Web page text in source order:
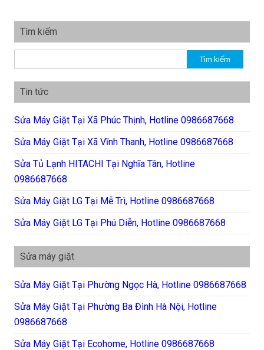
Tìm kiếm
Tin tức
Sửa Máy Giặt Tại Xã Phúc Thịnh, Hotline 0986687668
Sửa Máy Giặt Tại Xã Vĩnh Thanh, Hotline 0986687668
Sửa Tủ Lạnh HITACHI Tại Nghĩa Tân, Hotline
0986687668
Sửa Máy Giặt LG Tại Mễ Trì, Hotline 0986687668
Sửa Máy Giặt LG Tại Phú Diễn, Hotline 0986687668
Sửa máy giặt
Sửa Máy Giặt Tại Phường Ngọc Hà, Hotline 0986687668
Sửa Máy Giặt Tại Phường Ba Đình Hà Nội, Hotline
0986687668
Sửa Máy Giặt Tại Ecohome, Hotline 0986687668